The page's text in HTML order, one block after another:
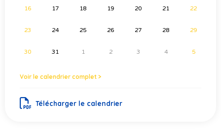
16 17 18 19 20 21 22
23 24 25 26 27 28 29
30 31 1 2 3 4 5
Voir le calendrier complet >
Télécharger le calendrier